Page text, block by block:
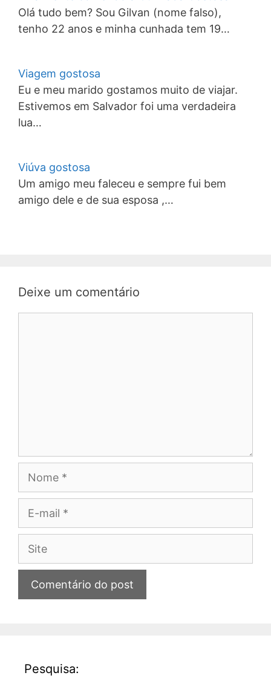
Olá tudo bem? Sou Gilvan (nome falso),
tenho 22 anos e minha cunhada tem 19…
Viagem gostosa
Eu e meu marido gostamos muito de viajar.
Estivemos em Salvador foi uma verdadeira
lua…
Viúva gostosa
Um amigo meu faleceu e sempre fui bem
amigo dele e de sua esposa ,…
Deixe um comentário
Site
Pesquisa: